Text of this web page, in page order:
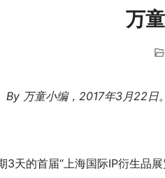
万
By 万童小编，2017年3月22日。
3天的首届“上海国际IP衍生品